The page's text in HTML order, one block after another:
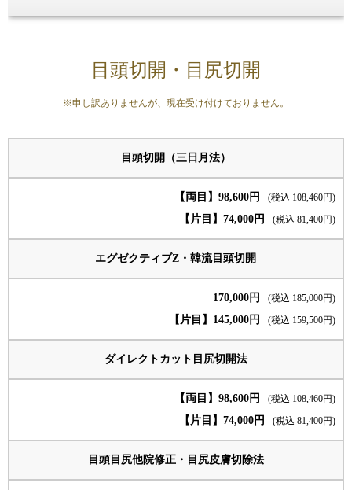
目頭切開・目尻切開
※申し訳ありませんが、現在受け付けておりません。
目頭切開（三日月法）
【両目】98,600円 (税込 108,460円)
【片目】74,000円 (税込 81,400円)
エグゼクティブZ・韓流目頭切開
170,000円 (税込 185,000円)
【片目】145,000円 (税込 159,500円)
ダイレクトカット目尻切開法
【両目】98,600円 (税込 108,460円)
【片目】74,000円 (税込 81,400円)
目頭目尻他院修正・目尻皮膚切除法